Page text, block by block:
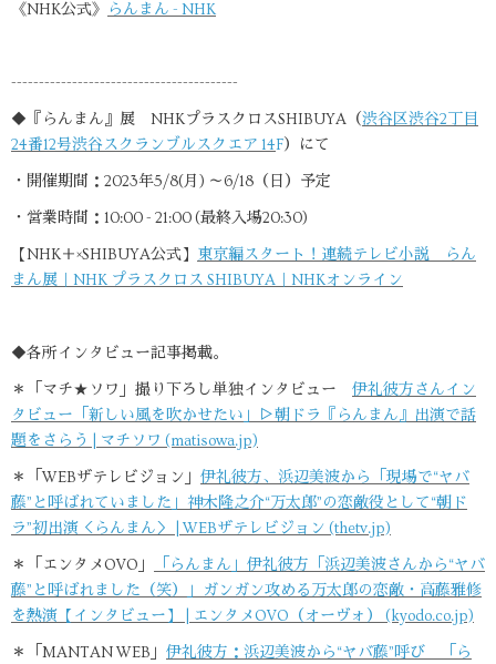
《NHK公式》 らんまん - NHK
-----------------------------------------
◆『らんまん』展 NHKプラスクロスSHIBUYA（渋谷区渋谷2丁目
24番12号渋谷スクランブルスクエア 14F）にて
・開催期間：2023年5/8(月) ～6/18（日）予定
・営業時間：10:00 - 21:00 (最終入場20:30)
【NHK＋×SHIBUYA公式】 東京編スタート！連続テレビ小説 らん
まん展｜NHK プラスクロス SHIBUYA｜NHKオンライン
◆各所インタビュー記事掲載。
＊「マチ★ソワ」撮り下ろし単独インタビュー 伊礼彼方さんイン
タビュー「新しい風を吹かせたい」▷朝ドラ『らんまん』出演で話
題をさらう | マチソワ (matisowa.jp)
＊「WEBザテレビジョン」 伊礼彼方、浜辺美波から「現場で“ヤバ
藤”と呼ばれていました」神木隆之介“万太郎”の恋敵役として“朝ド
ラ”初出演＜らんまん＞ | WEBザテレビジョン (thetv.jp)
＊「エンタメOVO」
「らんまん」伊礼彼方「浜辺美波さんから“ヤバ
藤”と呼ばれました（笑）」ガンガン攻める万太郎の恋敵・高藤雅修
を熱演【インタビュー】 | エンタメOVO（オーヴォ） (kyodo.co.jp)
＊「MANTAN WEB」 伊礼彼方：浜辺美波から“ヤバ藤”呼び 「ら